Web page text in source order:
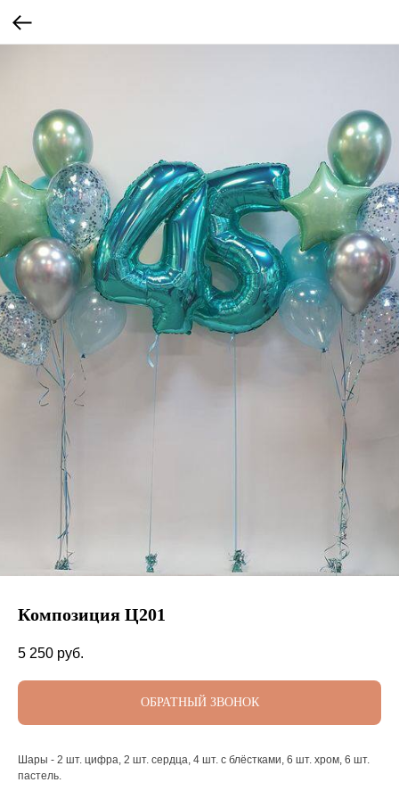
Композиция Ц201
5 250 руб.
ОБРАТНЫЙ ЗВОНОК
Шары - 2 шт. цифра, 2 шт. сердца, 4 шт. с блёстками, 6 шт. хром, 6 шт.
пастель.